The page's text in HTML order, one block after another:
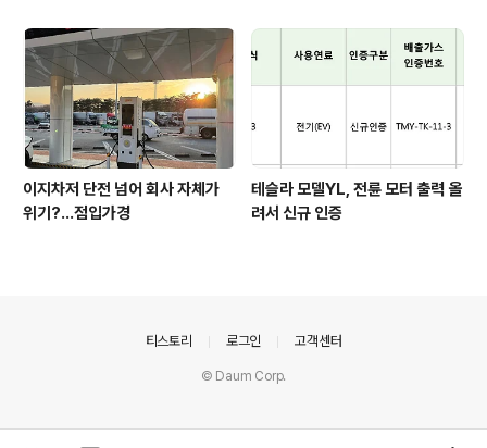
이지차저 단전 넘어 회사 자체가
위기?...점입가경
테슬라 모델YL, 전륜 모터 출력 올
려서 신규 인증
티스토리 로그인 고객센터
© Daum Corp.